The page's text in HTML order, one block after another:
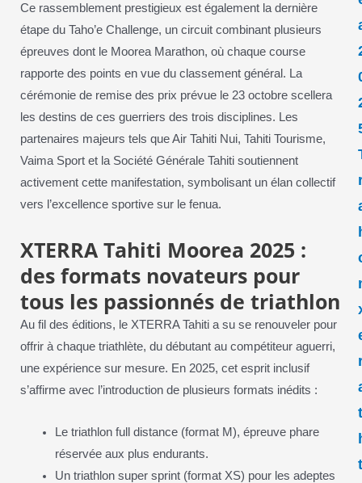
Ce rassemblement prestigieux est également la dernière
étape du Taho’e Challenge, un circuit combinant plusieurs
épreuves dont le Moorea Marathon, où chaque course
rapporte des points en vue du classement général. La
cérémonie de remise des prix prévue le 23 octobre scellera
les destins de ces guerriers des trois disciplines. Les
partenaires majeurs tels que Air Tahiti Nui, Tahiti Tourisme,
Vaima Sport et la Société Générale Tahiti soutiennent
activement cette manifestation, symbolisant un élan collectif
vers l’excellence sportive sur le fenua.
XTERRA Tahiti Moorea 2025 :
des formats novateurs pour
tous les passionnés de triathlon
Au fil des éditions, le XTERRA Tahiti a su se renouveler pour
offrir à chaque triathlète, du débutant au compétiteur aguerri,
une expérience sur mesure. En 2025, cet esprit inclusif
s’affirme avec l’introduction de plusieurs formats inédits :
Le triathlon full distance (format M), épreuve phare
réservée aux plus endurants.
Un triathlon super sprint (format XS) pour les adeptes